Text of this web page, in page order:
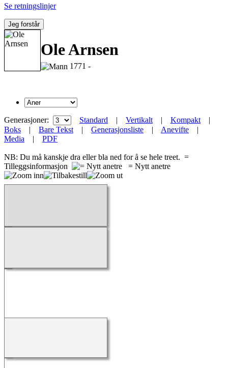
Se retningslinjer
Jeg forstår
Ole Arnsen
1771 -
Generasjoner: Standard | Vertikalt| Kompakt|
Boks | Bare Tekst| Generasjonsliste | Anevifte |
Media | PDF
NB: Du må kanskje dra eller bla ned for å se hele treet. =
Tilleggsinformasjon
= Nytt anetre